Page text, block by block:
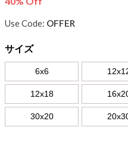
Use Code: OFFER
サイズ
6x6
12x18
30x20